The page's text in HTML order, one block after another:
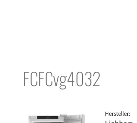
FCFCvg4032
Hersteller: